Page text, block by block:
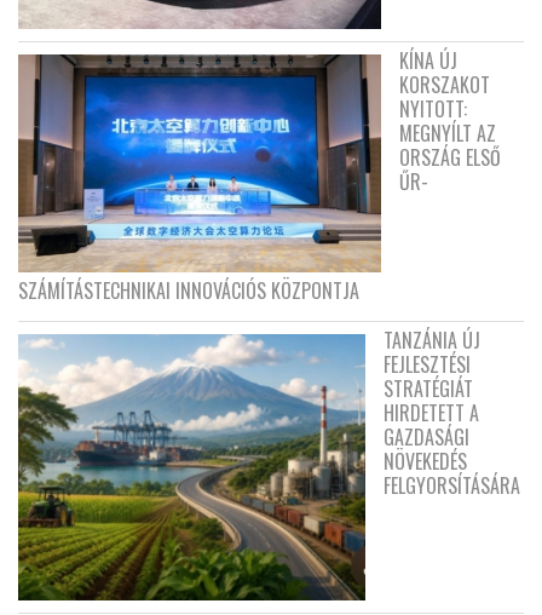
KÍNA ÚJ
KORSZAKOT
NYITOTT:
MEGNYÍLT AZ
ORSZÁG ELSŐ
ŰR-
SZÁMÍTÁSTECHNIKAI INNOVÁCIÓS KÖZPONTJA
TANZÁNIA ÚJ
FEJLESZTÉSI
STRATÉGIÁT
HIRDETETT A
GAZDASÁGI
NÖVEKEDÉS
FELGYORSÍTÁSÁRA